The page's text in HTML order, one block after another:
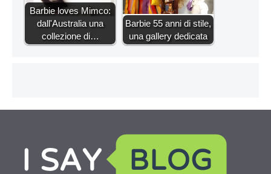
Barbie loves Mimco:
dall'Australia una
collezione di…
Barbie 55 anni di stile,
una gallery dedicata